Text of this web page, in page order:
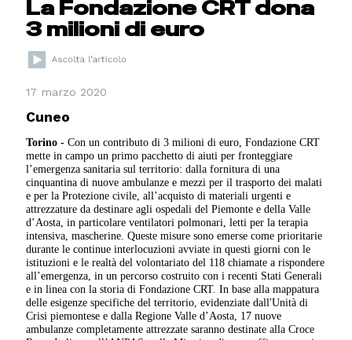
La Fondazione CRT dona
3 milioni di euro
17 marzo 2020
Cuneo
Torino -Con un contributo di 3 milioni di euro, Fondazione CRT
mette in campo un primo pacchetto di aiuti per fronteggiare
l’emergenza sanitaria sul territorio: dalla fornitura di una
cinquantina di nuove ambulanze e mezzi per il trasporto dei malati
e per la Protezione civile, all’acquisto di materiali urgenti e
attrezzature da destinare agli ospedali del Piemonte e della Valle
d’Aosta, in particolare ventilatori polmonari, letti per la terapia
intensiva, mascherine. Queste misure sono emerse come prioritarie
durante le continue interlocuzioni avviate in questi giorni con le
istituzioni e le realtà del volontariato del 118 chiamate a rispondere
all’emergenza, in un percorso costruito con i recenti Stati Generali
e in linea con la storia di Fondazione CRT. In base alla mappatura
delle esigenze specifiche del territorio, evidenziate dall'Unità di
Crisi piemontese e dalla Regione Valle d’Aosta, 17 nuove
ambulanze completamente attrezzate saranno destinate alla Croce